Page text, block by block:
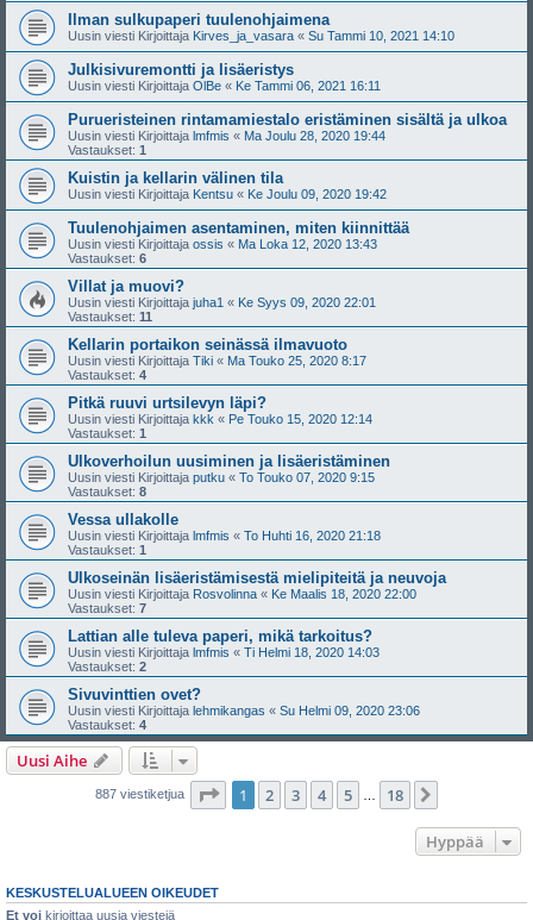
Ilman sulkupaperi tuulenohjaimena
Uusin viesti Kirjoittaja Kirves_ja_vasara « Su Tammi 10, 2021 14:10
Julkisivuremontti ja lisäeristys
Uusin viesti Kirjoittaja OlBe « Ke Tammi 06, 2021 16:11
Purueristeinen rintamamiestalo eristäminen sisältä ja ulkoa
Uusin viesti Kirjoittaja lmfmis « Ma Joulu 28, 2020 19:44
Vastaukset: 1
Kuistin ja kellarin välinen tila
Uusin viesti Kirjoittaja Kentsu « Ke Joulu 09, 2020 19:42
Tuulenohjaimen asentaminen, miten kiinnittää
Uusin viesti Kirjoittaja ossis « Ma Loka 12, 2020 13:43
Vastaukset: 6
Villat ja muovi?
Uusin viesti Kirjoittaja juha1 « Ke Syys 09, 2020 22:01
Vastaukset: 11
Kellarin portaikon seinässä ilmavuoto
Uusin viesti Kirjoittaja Tiki « Ma Touko 25, 2020 8:17
Vastaukset: 4
Pitkä ruuvi urtsilevyn läpi?
Uusin viesti Kirjoittaja kkk « Pe Touko 15, 2020 12:14
Vastaukset: 1
Ulkoverhoilun uusiminen ja lisäeristäminen
Uusin viesti Kirjoittaja putku « To Touko 07, 2020 9:15
Vastaukset: 8
Vessa ullakolle
Uusin viesti Kirjoittaja lmfmis « To Huhti 16, 2020 21:18
Vastaukset: 1
Ulkoseinän lisäeristämisestä mielipiteitä ja neuvoja
Uusin viesti Kirjoittaja Rosvolinna « Ke Maalis 18, 2020 22:00
Vastaukset: 7
Lattian alle tuleva paperi, mikä tarkoitus?
Uusin viesti Kirjoittaja lmfmis « Ti Helmi 18, 2020 14:03
Vastaukset: 2
Sivuvinttien ovet?
Uusin viesti Kirjoittaja lehmikangas « Su Helmi 09, 2020 23:06
Vastaukset: 4
Uusi Aihe
887 viestiketjua Sivu /18
1 2 3 4 5 18
Hyppää
KESKUSTELUALUEEN OIKEUDET
Et voi kirjoittaa uusia viestejä